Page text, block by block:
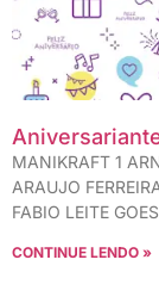
MANIKRAFT 1
ARAUJO
FABIO LEITE
CONTINUE LENDO »